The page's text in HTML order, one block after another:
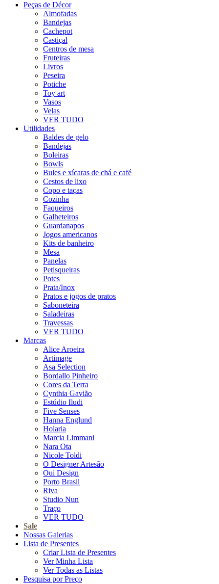
Peças de Décor
Almofadas
Bandejas
Cachepot
Castiçal
Centros de mesa
Fruteiras
Livros
Peseira
Potiche
Toy art
Vasos
Velas
VER TUDO
Utilidades
Baldes de gelo
Bandejas
Boleiras
Bowls
Bules e xícaras de chá e café
Cestos de lixo
Copo e taças
Cozinha
Faqueiros
Galheteiros
Guardanapos
Jogos americanos
Kits de banheiro
Mesa
Panelas
Petisqueiras
Potes
Prata/Inox
Pratos e jogos de pratos
Saboneteira
Saladeiras
Travessas
VER TUDO
Marcas
Alice Aroeira
Artimage
Asa Selection
Bordallo Pinheiro
Cores da Terra
Cynthia Gavião
Estúdio Iludi
Five Senses
Hanna Englund
Holaria
Marcia Limmani
Nara Ota
Nicole Toldi
O Designer Artesão
Oui Design
Porto Brasil
Riva
Studio Nun
Traço
VER TUDO
Sale
Nossas Galerias
Lista de Presentes
Criar Lista de Presentes
Ver Minha Lista
Ver Todas as Listas
Pesquisa por Preço